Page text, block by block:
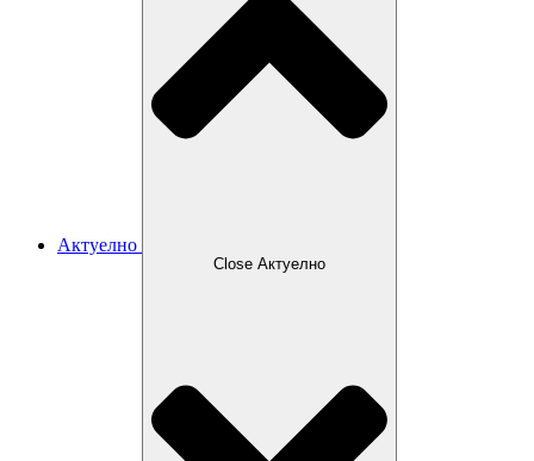
Актуелно
Close Актуелно